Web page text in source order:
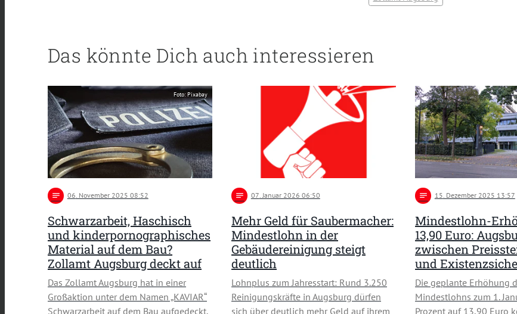
Das könnte Dich auch interessieren
Foto: Pixabay
notes 06. November 2025 08:52
Schwarzarbeit, Haschisch
und kinderpornographisches
Material auf dem Bau?
Zollamt Augsburg deckt auf
Das Zollamt Augsburg hat in einer
Großaktion unter dem Namen „KAVIAR“
Schwarzarbeit auf dem Bau aufgedeckt.
notes 07. Januar 2026 06:50
Mehr Geld für Saubermacher:
Mindestlohn in der
Gebäudereinigung steigt
deutlich
Lohnplus zum Jahresstart: Rund 3.250
Reinigungskräfte in Augsburg dürfen
sich über deutlich mehr Geld auf ihrem
notes 15. Dezember 2025 13:57
Mindestlohn-
13,90 Euro:
zwischen
und
Die geplante Erhöhung
Mindestlohns zum 1.
Prozent auf 13,90 Euro